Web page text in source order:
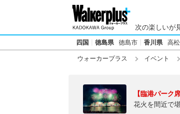
次の楽しいが
四国 徳島県 徳島市 香川県 高
ウォーカープラス イベント
【臨港パーク
花火を間近で